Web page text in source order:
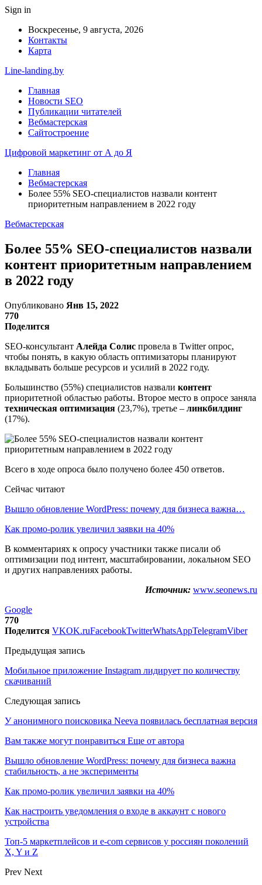
Sign in
Воскресенье, 9 августа, 2026
Контакты
Карта
Line-landing.by
Главная
Новости SEO
Публикации читателей
Вебмастерская
Сайтостроение
Цифровой маркетинг от А до Я
Главная
Вебмастерская
Более 55% SEO-специалистов назвали контент
приоритетным направлением в 2022 году
Вебмастерская
Более 55% SEO-специалистов назвали
контент приоритетным направлением
в 2022 году
Опубликовано Янв 15, 2022
770
Поделится
SEO-консультант Алейда Солис провела в Twitter опрос,
чтобы понять, в какую область оптимизаторы планируют
вкладывать больше ресурсов и усилий в 2022 году.
Большинство (55%) специалистов назвали контент
приоритетной областью работы. Второе место в опросе заняла
техническая оптимизация (23,7%), третье – линкбилдинг
(17%).
Всего в ходе опроса было получено более 450 ответов.
Сейчас читают
Вышло обновление WordPress: почему для бизнеса важна…
Как промо-ролик увеличил заявки на 40%
В комментариях к опросу участники также писали об
оптимизации под интент, масштабировании, локальном SEO
и других направлениях работы.
Источник: www.seonews.ru
Google
770
Поделится VKOK.ruFacebookTwitterWhatsAppTelegramViber
Предыдущая запись
Мобильное приложение Instagram лидирует по количеству
скачиваний
Следующая запись
У анонимного поисковика Neeva появилась бесплатная версия
Вам также могут понравиться Еще от автора
Вышло обновление WordPress: почему для бизнеса важна
стабильность, а не эксперименты
Как промо-ролик увеличил заявки на 40%
Как настроить уведомления о входе в аккаунт с нового
устройства
Топ-5 маркетплейсов и e-com сервисов у россиян поколений
X, Y и Z
Prev Next